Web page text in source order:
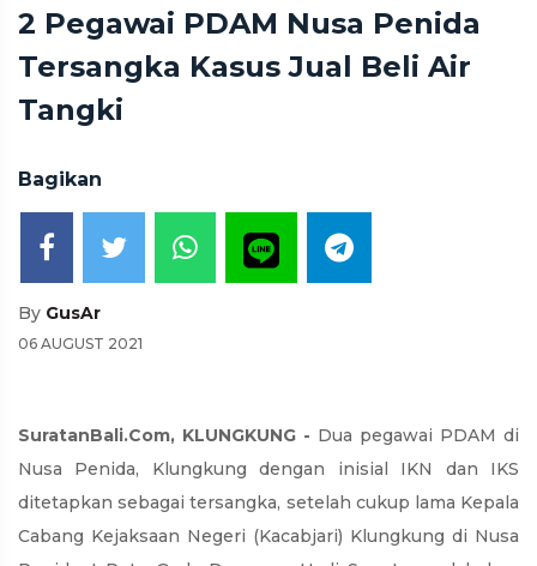
2 Pegawai PDAM Nusa Penida
Tersangka Kasus Jual Beli Air
Tangki
Bagikan
By GusAr
06 AUGUST 2021
SuratanBali.Com, KLUNGKUNG - Dua pegawai PDAM di
Nusa Penida, Klungkung dengan inisial IKN dan IKS
ditetapkan sebagai tersangka, setelah cukup lama Kepala
Cabang Kejaksaan Negeri (Kacabjari) Klungkung di Nusa